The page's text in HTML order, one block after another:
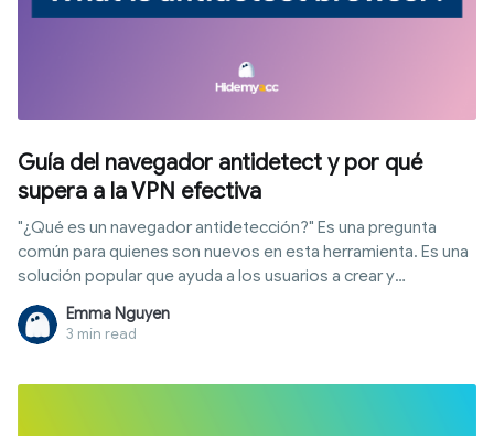
Guía del navegador antidetect y por qué
supera a la VPN efectiva
"¿Qué es un navegador antidetección?" Es una pregunta
común para quienes son nuevos en esta herramienta. Es una
solución popular que ayuda a los usuarios a crear y
administrar múltiples cuentas en línea en el mismo
dispositivo sin ser detectados ni suspendidos por los sitios
web. Entonces, ¿cómo funciona un navegador
Emma Nguyen
3 min read